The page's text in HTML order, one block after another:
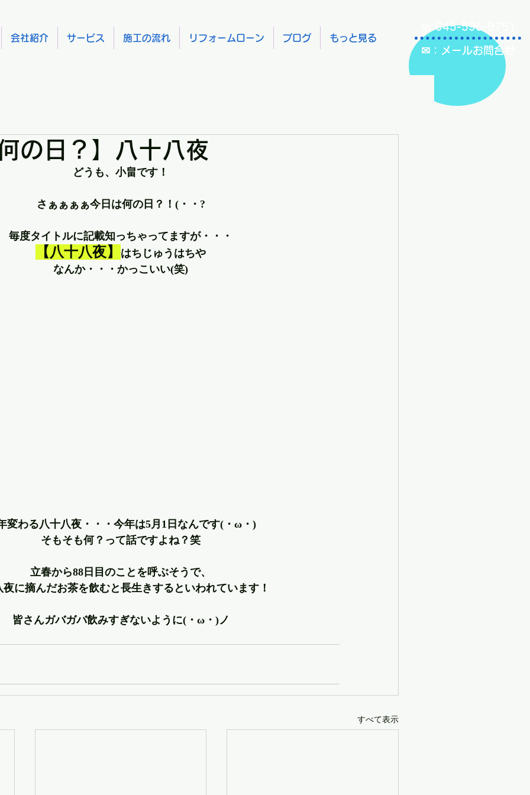
会社紹介 サービス 施工の流れ リフォームローン ブログ もっと見る
℡:045-595-9751
✉：メールお問合せ
の日？】八十八夜
どうも、小畠です！
さぁぁぁぁ今日は何の日？！(・・?
毎度タイトルに記載知っちゃってますが・・・
【八十八夜】
はちじゅうはちや
なんか・・・かっこいい(笑)
変わる八十八夜・・・今年は5月1日なんです(・ω・)
そもそも何？って話ですよね？笑
立春から88日目のことを呼ぶそうで、
夜に摘んだお茶を飲むと長生きするといわれています！
皆さんガバガバ飲みすぎないように(・ω・)ノ
すべて表示